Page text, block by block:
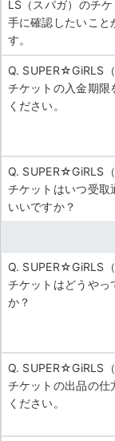
LS（スパガ）のチ
手に確認したいこと
す。
Q. SUPER☆GiRLS
チケットの入金期限
ください。
Q. SUPER☆GiRLS
チケットはいつ受取
いいですか？
Q. SUPER☆GiRLS
チケットはどうやっ
か？
Q. SUPER☆GiRLS
チケットの出品の仕
ください。